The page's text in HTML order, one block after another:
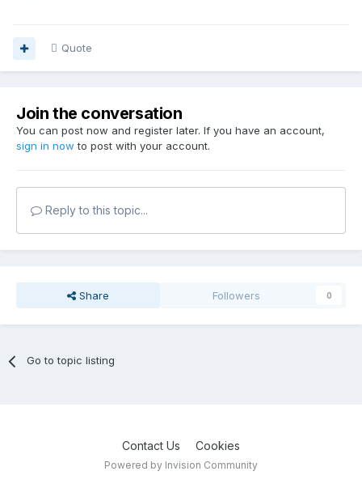
Quote
Join the conversation
You can post now and register later. If you have an account,
sign in now to post with your account.
Reply to this topic...
Share Followers 0
Go to topic listing
Contact Us Cookies
Powered by Invision Community